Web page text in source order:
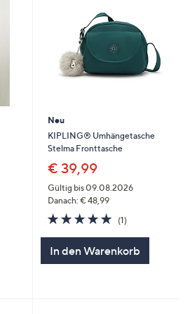
Neu
KIPLING® Umhängetasche
Stelma Fronttasche
€ 39,99
Gültig bis 09.08.2026
Danach: € 48,99
5.0
von
(1)1
In den Warenkorb